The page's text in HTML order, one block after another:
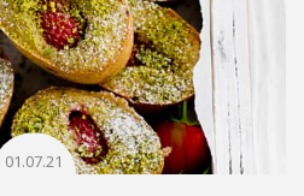
01.07.21